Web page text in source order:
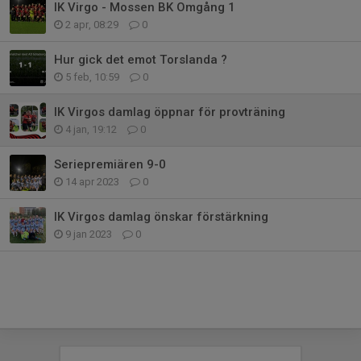
IK Virgo - Mossen BK Omgång 1
2 apr, 08:29 0
Hur gick det emot Torslanda ?
5 feb, 10:59 0
IK Virgos damlag öppnar för provträning
4 jan, 19:12 0
Seriepremiären 9-0
14 apr 2023 0
IK Virgos damlag önskar förstärkning
9 jan 2023 0